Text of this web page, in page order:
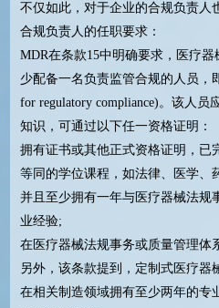
不仅如此，对于企业的合规负责人
合规负责人的任职要求：
MDR在条款15中明确要求，医疗
少配备一名负责监管合规的人员，
for regulatory compliance)。该人
知识，可通过以下任一资格证明：
拥有证书或其他正式资格证明，已
等同的学位课程，如法律、医学、
并且至少拥有一年与医疗器械法规
业经验;
在医疗器械法规事务或质量管理体
另外，该条款提到，定制式医疗器
在相关制造领域拥有至少两年的专